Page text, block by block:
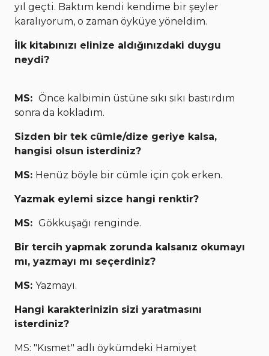
yıl geçti. Baktım kendi kendime bir şeyler
karalıyorum, o zaman öyküye yöneldim.
İlk kitabınızı elinize aldığınızdaki duygu
neydi?
MS: Önce kalbimin üstüne sıkı sıkı bastırdım
sonra da kokladım.
Sizden bir tek cümle/dize geriye kalsa,
hangisi olsun isterdiniz?
MS: Henüz böyle bir cümle için çok erken.
Yazmak eylemi sizce hangi renktir?
MS: Gökkuşağı renginde.
Bir tercih yapmak zorunda kalsanız okumayı
mı, yazmayı mı seçerdiniz?
MS: Yazmayı.
Hangi karakterinizin sizi yaratmasını
isterdiniz?
MS: "Kısmet" adlı öykümdeki Hamiyet